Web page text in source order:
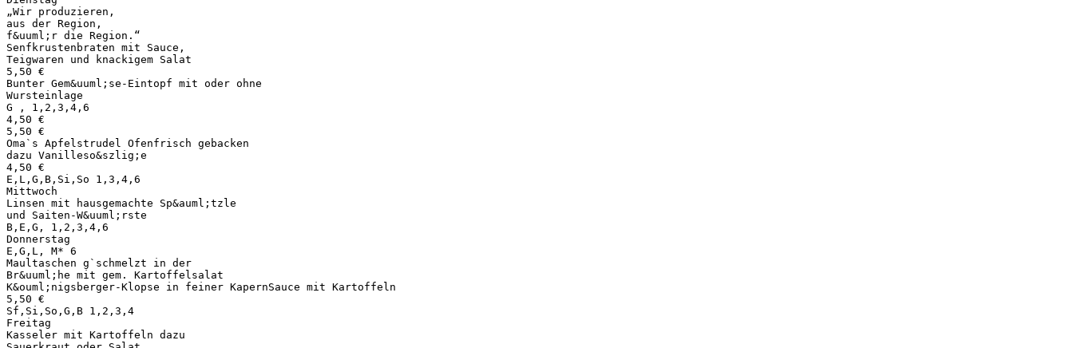
„Wir produzieren,
aus der Region,
f&uuml;r die Region.“
Senfkrustenbraten mit Sauce,
Teigwaren und knackigem Salat
5,50 €
Bunter Gem&uuml;se-Eintopf mit oder ohne
Wursteinlage
G , 1,2,3,4,6
4,50 €
5,50 €
Oma`s Apfelstrudel Ofenfrisch gebacken
dazu Vanilleso&szlig;e
4,50 €
E,L,G,B,Si,So 1,3,4,6
Mittwoch
Linsen mit hausgemachte Sp&auml;tzle
und Saiten-W&uuml;rste
B,E,G, 1,2,3,4,6
Donnerstag
E,G,L, M* 6
Maultaschen g`schmelzt in der
Br&uuml;he mit gem. Kartoffelsalat
K&ouml;nigsberger-Klopse in feiner KapernSauce mit Kartoffeln
5,50 €
Sf,Si,So,G,B 1,2,3,4
Freitag
Kasseler mit Kartoffeln dazu